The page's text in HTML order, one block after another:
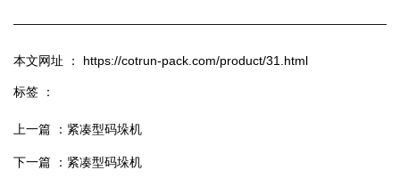
本文网址 ： https://cotrun-pack.com/product/31.html
标签 ：
上一篇 ： 紧凑型码垛机
下一篇 ： 紧凑型码垛机